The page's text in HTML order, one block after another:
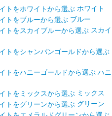
ホワイト
ブルー
スカイ
ハニ
ミックス
グリーン